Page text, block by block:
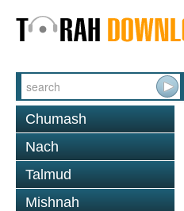
Chumash
Nach
Talmud
Mishnah